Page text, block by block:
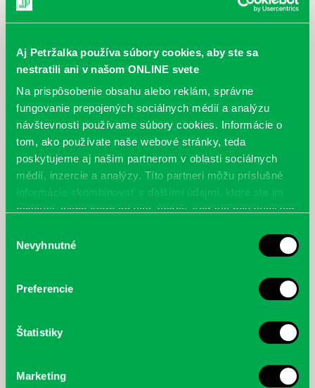
Aj Petržalka používa súbory cookies, aby ste sa
nestratili ani v našom ONLINE svete
Na prispôsobenie obsahu alebo reklám, správne
fungovanie prepojených sociálnych médií a analýzu
návštevnosti používame súbory cookies. Informácie o
tom, ako používate naše webové stránky, teda
poskytujeme aj našim partnerom v oblasti sociálnych
médií, inzercie a analýzy. Títo partneri môžu príslušné
informácie skombinovať s ďalšími údajmi, ktoré ste im
poskytli, alebo ktoré od vás získali, keď ste používali ich
súhlasu
Nevyhnutné
Preferencie
Štatistiky
Marketing
Čítame ušami. Audioknihy v
Každý deň
Máme skvelé správy pre všetkých milovníkov kníh a príbehov!
Odteraz si môžete v našej knižnici nielen požičať klasické
papierové knihy a e-knihy, a...
DNES